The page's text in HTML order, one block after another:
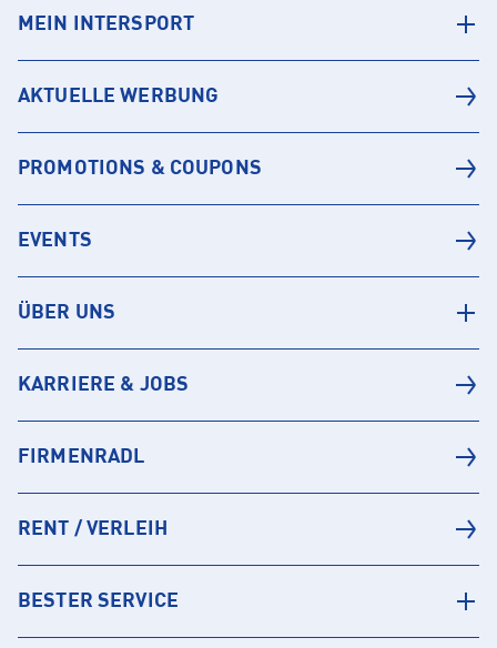
MEIN INTERSPORT
AKTUELLE WERBUNG
PROMOTIONS & COUPONS
EVENTS
ÜBER UNS
KARRIERE & JOBS
FIRMENRADL
RENT / VERLEIH
BESTER SERVICE